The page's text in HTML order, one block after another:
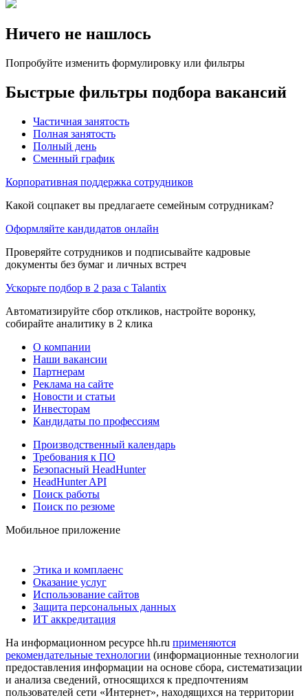
Ничего не нашлось
Попробуйте изменить формулировку или фильтры
Быстрые фильтры подбора вакансий
Частичная занятость
Полная занятость
Полный день
Сменный график
Корпоративная поддержка сотрудников
Какой соцпакет вы предлагаете семейным сотрудникам?
Оформляйте кандидатов онлайн
Проверяйте сотрудников и подписывайте кадровые
документы без бумаг и личных встреч
Ускорьте подбор в 2 раза с Talantix
Автоматизируйте сбор откликов, настройте воронку,
собирайте аналитику в 2 клика
О компании
Наши вакансии
Партнерам
Реклама на сайте
Новости и статьи
Инвесторам
Кандидаты по профессиям
Производственный календарь
Требования к ПО
Безопасный HeadHunter
HeadHunter API
Поиск работы
Поиск по резюме
Мобильное приложение
Этика и комплаенс
Оказание услуг
Использование сайтов
Защита персональных данных
ИТ аккредитация
На информационном ресурсе hh.ru применяются
рекомендательные технологии (информационные технологии
предоставления информации на основе сбора, систематизации
и анализа сведений, относящихся к предпочтениям
пользователей сети «Интернет», находящихся на территории